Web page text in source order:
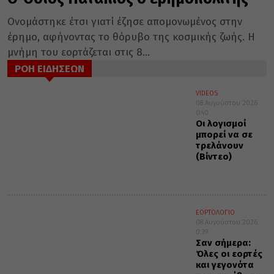
Ονομάστηκε έτσι γιατί έζησε απομονωμένος στην
έρημο, αφήνοντας το θόρυβο της κοσμικής ζωής. Η
μνήμη του εορτάζεται στις 8...
ΡΟΗ ΕΙΔΗΣΕΩΝ
VIDEOS
08 Αυγούστου 2026
0:40
Οι λογισμοί
μπορεί να σε
τρελάνουν
(Βίντεο)
ΕΟΡΤΟΛΟΓΙΟ
08 Αυγούστου 2026
0:39
Σαν σήμερα:
Όλες οι εορτές
και γεγονότα